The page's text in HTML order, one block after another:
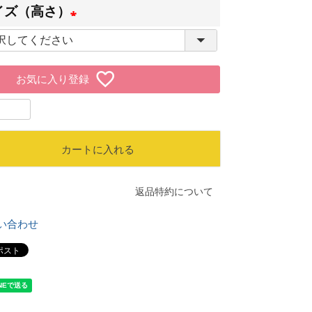
必
須
)
（高さ）
(
必
須
お気に入り登録
カートに入れる
返品特約について
合わせ